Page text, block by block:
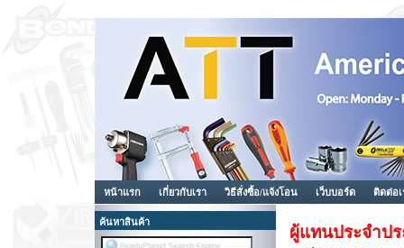
หน้าแรก เกี่ยวกับเรา วิธีสั่งซื้อ/แจ้งโอน เว็บบอร์ด ติดต่อเ
ค้นหาสินค้า
ผู้แทนประจำป